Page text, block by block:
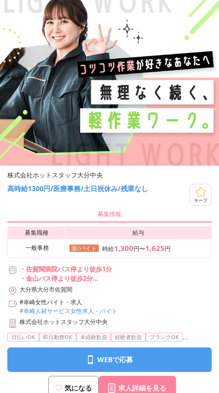
株式会社ホットスタッフ大分中央
高時給1300円/医療事務/土日祝休み/残業なし
キープ
募集情報
募集職種
給与
一般事務
派/バイト 時給1,300円〜1,625円
・佐賀関病院バス停より徒歩1分
・金山バス停より徒歩2分
・佐志生駅から車で17分
大分県大分市佐賀関
#幸崎女性バイト・求人
#幸崎人材サービス女性求人・バイト
株式会社ホットスタッフ大分中央
日払いOK 即日勤務OK 未経験歓迎 経験者歓迎 ブランクOK ...
WEBで応募
気になる 求人詳細を見る